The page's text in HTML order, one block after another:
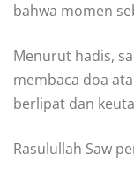
bahwa momen
Menurut hadis,
membaca doa
berlipat dan
Rasulullah Saw